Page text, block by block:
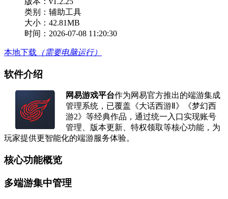
类别：辅助工具
大小：42.81MB
时间：2026-07-08 11:20:30
本地下载 （需要电脑运行）
软件介绍
网易游戏平台作为网易官方推出的端游集成
管理系统，已覆盖《大话西游Ⅱ》《梦幻西
游2》等经典作品，通过统一入口实现账号
管理、版本更新、特权领取等核心功能，为
玩家提供更智能化的端游服务体验。
核心功能概览
多端游集中管理